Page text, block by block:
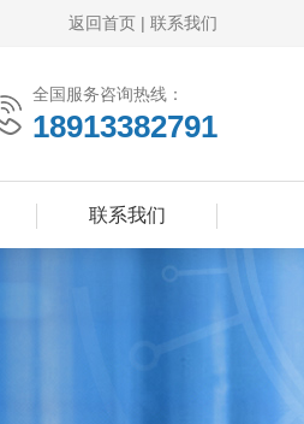
返回首页 | 联系我们
全国服务咨询热线：
18913382791
联系我们